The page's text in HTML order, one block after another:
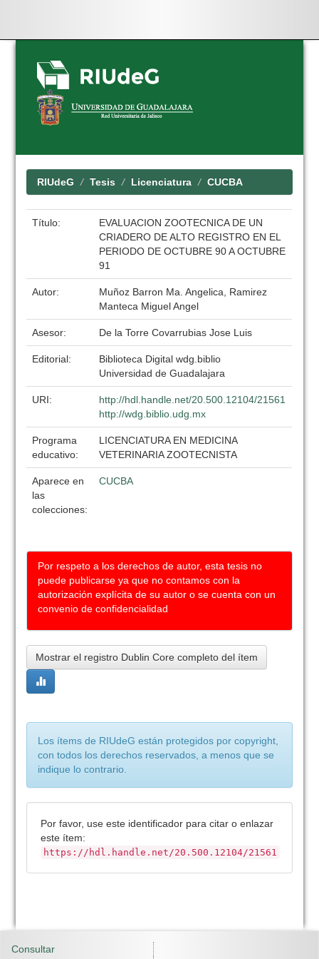
Skip
navigation
RIUdeG Tesis Licenciatura CUCBA
Título:
EVALUACION ZOOTECNICA DE UN
CRIADERO DE ALTO REGISTRO EN EL
PERIODO DE OCTUBRE 90 A OCTUBRE
91
Autor:
Muñoz Barron Ma. Angelica, Ramirez
Manteca Miguel Angel
Asesor: De la Torre Covarrubias Jose Luis
Editorial:
Biblioteca Digital wdg.biblio
Universidad de Guadalajara
URI:
http://hdl.handle.net/20.500.12104/21561
http://wdg.biblio.udg.mx
Programa
educativo:
LICENCIATURA EN MEDICINA
VETERINARIA ZOOTECNISTA
Aparece en
las
colecciones:
CUCBA
Por respeto a los derechos de autor, esta tesis no
puede publicarse ya que no contamos con la
autorización explícita de su autor o se cuenta con un
convenio de confidencialidad
Mostrar el registro Dublin Core completo del ítem
Los ítems de RIUdeG están protegidos por copyright,
con todos los derechos reservados, a menos que se
indique lo contrario.
Por favor, use este identificador para citar o enlazar
este ítem:
https://hdl.handle.net/20.500.12104/21561
Consultar